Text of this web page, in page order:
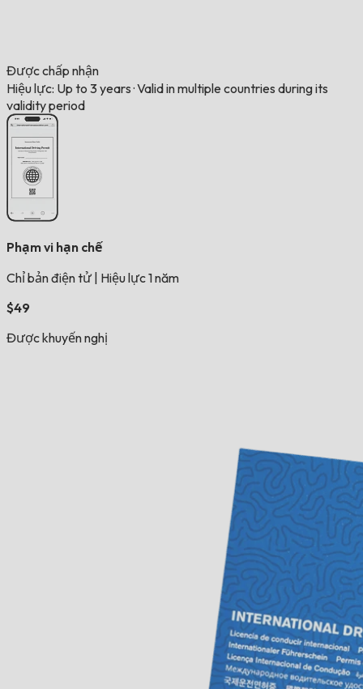
Được chấp nhận
Hiệu lực: Up to 3 years ·Valid in multiple countries during its
validity period
Phạm vi hạn chế
Chỉ bản điện tử Hiệu lực 1 năm
$49
Được khuyến nghị